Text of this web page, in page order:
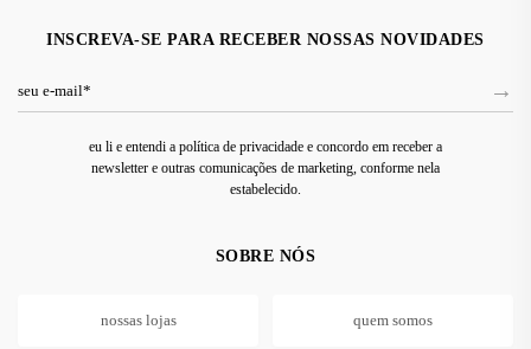
INSCREVA-SE PARA RECEBER NOSSAS NOVIDADES
eu li e entendi a política de privacidade e concordo em receber a
newsletter e outras comunicações de marketing, conforme nela
estabelecido.
SOBRE NÓS
nossas lojas quem somos